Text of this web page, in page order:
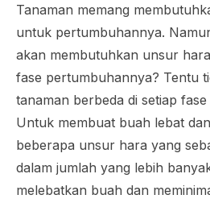
Tanaman memang
untuk pertumbuhannya.
akan membutuhkan unsur
fase pertumbuhannya? Tentu
tanaman berbeda di setiap
Untuk membuat buah lebat
beberapa unsur hara yang
dalam jumlah yang lebih
melebatkan buah dan